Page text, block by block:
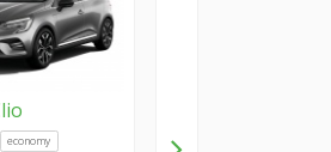
economy